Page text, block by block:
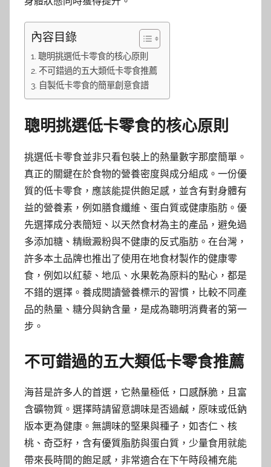
內容目錄
聰明挑選低卡零食的核心原則
不可錯過的五大類低卡零食推薦
自製低卡零食的簡單創意食譜
聰明挑選低卡零食的核心原則
挑選低卡零食並非只看包裝上的熱量數字那麼簡單。
真正的關鍵在於食物的營養密度與成分組成。一份優
質的低卡零食，應該能提供飽足感，並含有對身體有
益的營養素，例如膳食纖維、蛋白質或健康脂肪。優
先選擇成分表簡短、以天然食材為主的產品，避免過
多添加糖、精緻澱粉與不健康的反式脂肪。在台灣，
許多本土品牌也推出了使用在地食材製作的健康零
食，例如以紅藜、地瓜、水果乾為原料的點心，都是
不錯的選擇。養成閱讀營養標示的習慣，比較不同產
品的熱量、糖分與鈉含量，是成為聰明消費者的第一
步。
不可錯過的五大類低卡零食推薦
海苔是許多人的首選，它熱量極低，口感酥脆，且富
含礦物質。選擇時請留意調味是否過鹹，原味或低鈉
版本更為健康。無調味的堅果與種子，如杏仁、核
桃、奇亞籽，含有優質脂肪與蛋白質，少量食用就能
帶來長時間的飽足感，非常適合在下午時段補充能